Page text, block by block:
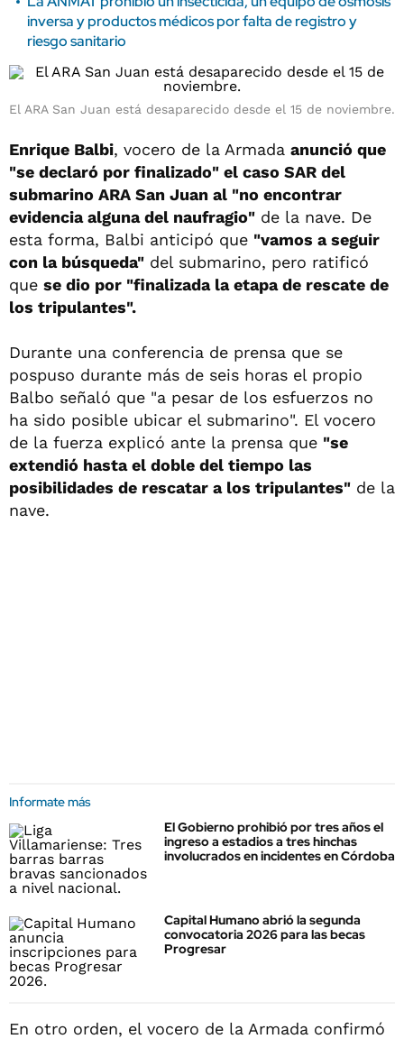
inversa y productos médicos por falta de registro y
riesgo sanitario
El ARA San Juan está desaparecido desde el 15 de noviembre.
Enrique Balbi, vocero de la Armada anunció que
"se declaró por finalizado" el caso SAR del
submarino ARA San Juan al "no encontrar
evidencia alguna del naufragio" de la nave. De
esta forma, Balbi anticipó que "vamos a seguir
con la búsqueda" del submarino, pero ratificó
que se dio por "finalizada la etapa de rescate de
los tripulantes".
Durante una conferencia de prensa que se
pospuso durante más de seis horas el propio
Balbo señaló que "a pesar de los esfuerzos no
ha sido posible ubicar el submarino". El vocero
de la fuerza explicó ante la prensa que "se
extendió hasta el doble del tiempo las
posibilidades de rescatar a los tripulantes" de la
nave.
Informate más
El Gobierno prohibió por tres años el
ingreso a estadios a tres hinchas
involucrados en incidentes en Córdoba
Capital Humano abrió la segunda
convocatoria 2026 para las becas
Progresar
En otro orden, el vocero de la Armada confirmó